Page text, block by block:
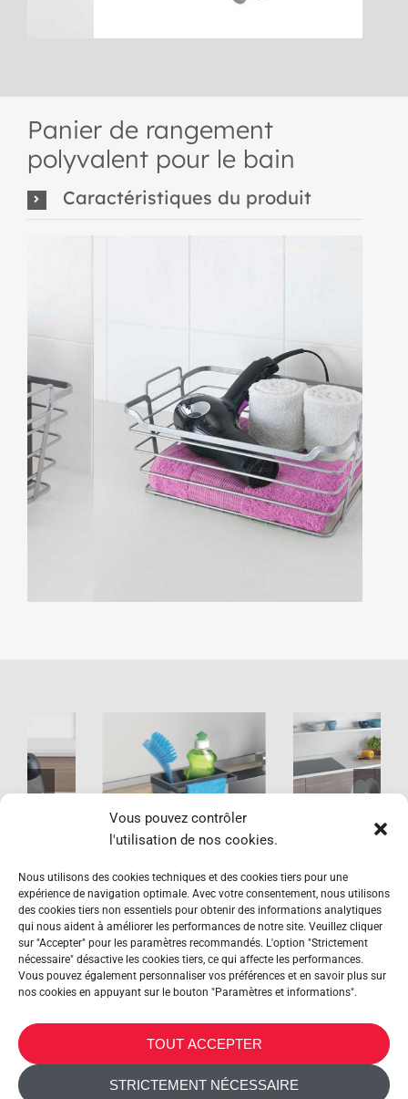
Vous pouvez contrôler
l'utilisation de nos cookies.
Nous utilisons des cookies techniques et des cookies tiers pour une
expérience de navigation optimale. Avec votre consentement, nous utilisons
des cookies tiers non essentiels pour obtenir des informations analytiques
qui nous aident à améliorer les performances de notre site. Veuillez cliquer
sur "Accepter" pour les paramètres recommandés. L'option "Strictement
nécessaire" désactive les cookies tiers, ce qui affecte les performances.
Vous pouvez également personnaliser vos préférences et en savoir plus sur
nos cookies en appuyant sur le bouton "Paramètres et informations".
TOUT ACCEPTER
STRICTEMENT NÉCESSAIRE
Panier de rangement
polyvalent pour le bain
Caractéristiques du produit
Tidytex Aquatex Plus
METALTEX SA © 2023 Powered by Ticyweb
NOUS CONTACTER